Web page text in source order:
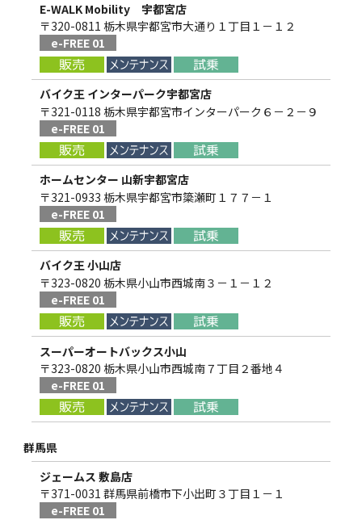
E-WALK Mobility 宇都宮店
〒320-0811 栃木県宇都宮市大通り１丁目１－１２
e-FREE 01
バイク王 インターパーク宇都宮店
〒321-0118 栃木県宇都宮市インターパーク６－２－９
e-FREE 01
ホームセンター 山新宇都宮店
〒321-0933 栃木県宇都宮市簗瀬町１７７－１
e-FREE 01
バイク王 小山店
〒323-0820 栃木県小山市西城南３－１－１２
e-FREE 01
スーパーオートバックス小山
〒323-0820 栃木県小山市西城南７丁目２番地４
e-FREE 01
群馬県
ジェームス 敷島店
〒371-0031 群馬県前橋市下小出町３丁目１－１
e-FREE 01